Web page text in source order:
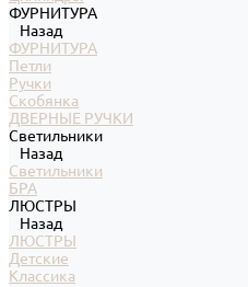
ФУРНИТУРА
Назад
ФУРНИТУРА
Петли
Ручки
Скобянка
ДВЕРНЫЕ РУЧКИ
Светильники
Назад
Светильники
БРА
ЛЮСТРЫ
Назад
ЛЮСТРЫ
Детские
Классика